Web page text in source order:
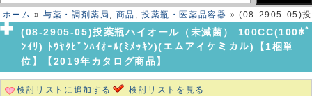
ホーム »与薬・調剤薬局 , 商品 , 投薬瓶・医薬品容器 » (08-2905-05)投
薬瓶ハイオール（未滅菌） 100CC(100ﾎﾟﾝｲﾘ) ﾄｳﾔｸﾋﾞﾝﾊｲｵｰﾙ(ﾐﾒｯｷﾝ)
(エムアイケミカル)【1梱単位】【2019年カタログ商品】
(08-2905-05)投薬瓶ハイオール（未滅菌） 100CC(100ﾎﾟ
ﾝｲﾘ) ﾄｳﾔｸﾋﾞﾝﾊｲｵｰﾙ(ﾐﾒｯｷﾝ)(エムアイケミカル)【1梱単
位】【2019年カタログ商品】
検討リストに追加する 検討リストを見る